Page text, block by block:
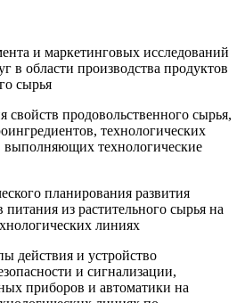
и маркетинговых исследований
в области производства продуктов
сырья
свойств продовольственного сырья,
технологических
выполняющих технологические
планирования развития
питания из растительного сырья на
линиях
действия и устройство
и сигнализации,
приборов и автоматики на